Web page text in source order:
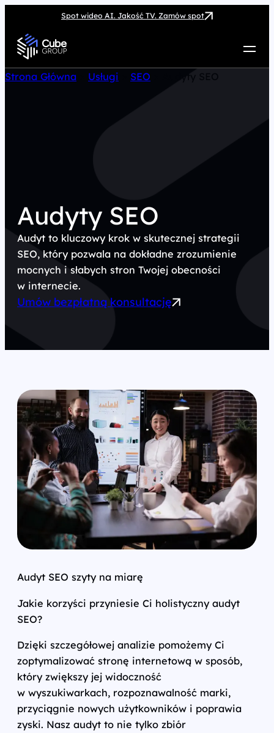
Spot wideo AI. Jakość TV. Zamów spot
Usługi
Strona Główna Usługi SEO
Audyty SEO
Audyt to kluczowy krok w skutecznej strategii
SEO, który pozwala na dokładne zrozumienie
mocnych i słabych stron Twojej obecności
w internecie.
Umów bezpłatną konsultację
Audyt SEO szyty na miarę
Jakie korzyści przyniesie Ci holistyczny audyt
SEO?
Dzięki szczegółowej analizie pomożemy Ci
zoptymalizować stronę internetową w sposób,
który zwiększy jej widoczność
w wyszukiwarkach, rozpoznawalność marki,
przyciągnie nowych użytkowników i poprawia
zyski. Nasz audyt to nie tylko zbiór